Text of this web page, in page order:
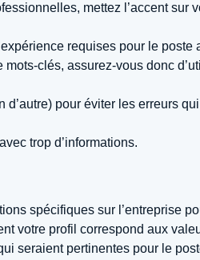
mettez l’accent sur
requises pour le poste
clés, assurez-vous donc
pour éviter les erreurs
trop d’informations.
spécifiques sur l’entreprise
votre profil correspond aux
seraient pertinentes pour le